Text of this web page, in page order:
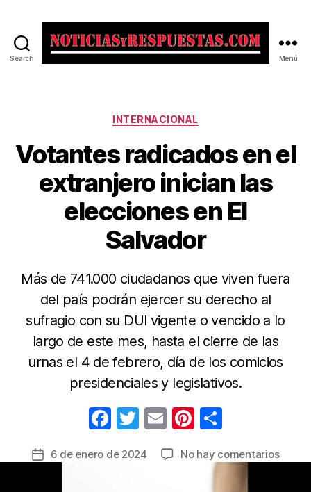
Search Menú
Categorías
INTERNACIONAL
Votantes radicados en el
extranjero inician las
elecciones en El
Salvador
Más de 741.000 ciudadanos que viven fuera
del país podrán ejercer su derecho al
sufragio con su DUI vigente o vencido a lo
largo de este mes, hasta el cierre de las
urnas el 4 de febrero, día de los comicios
presidenciales y legislativos.
F
c
T
itt
E
ail
Pi
er m
Fecha6 de enero de 2024 No hay comentariosen